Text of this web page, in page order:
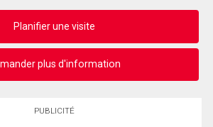
Planifier une visite
plus d'information
PUBLICITÉ